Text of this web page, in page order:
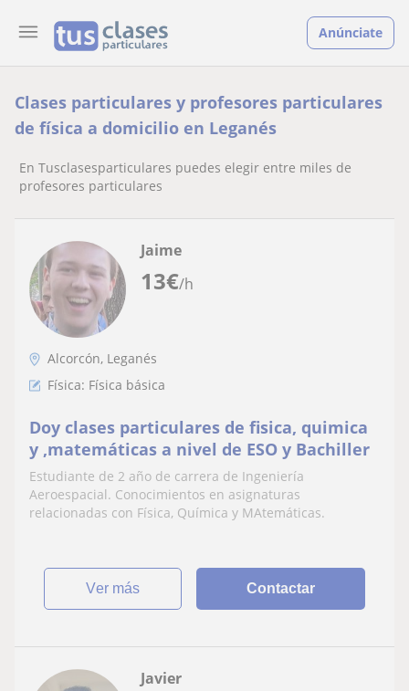
Anúnciate
Clases particulares y profesores particulares
de física a domicilio en Leganés
En Tusclasesparticulares puedes elegir entre miles de
profesores particulares
13€/h
Jaime
Alcorcón, Leganés
Física: Física básica
Doy clases particulares de fisica, quimica
y ,matemáticas a nivel de ESO y Bachiller
Estudiante de 2 año de carrera de Ingeniería
Aeroespacial. Conocimientos en asignaturas
relacionadas con Física, Química y MAtemáticas.
ver más Contactar
Javier